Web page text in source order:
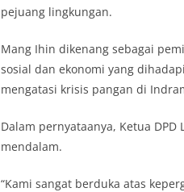
pejuang lingkungan.
Mang Ihin dikenang sebagai
sosial dan ekonomi yang
mengatasi krisis pangan di
Dalam pernyataanya, Ketua
mendalam.
“Kami sangat berduka atas